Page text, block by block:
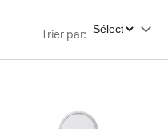
Trier par: Trier par